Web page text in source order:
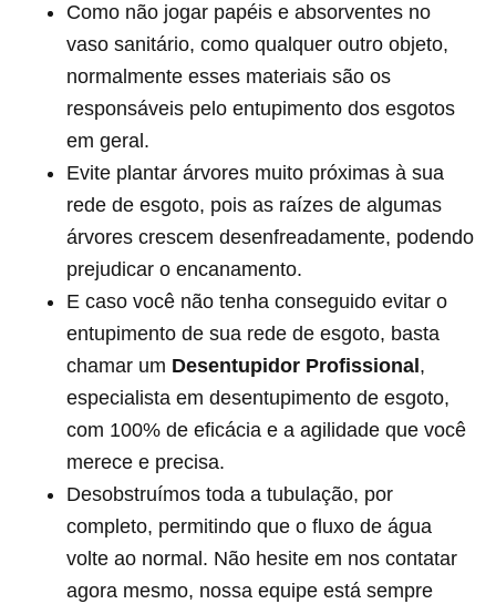
Como não jogar papéis e absorventes no
vaso sanitário, como qualquer outro objeto,
normalmente esses materiais são os
responsáveis pelo entupimento dos esgotos
em geral.
Evite plantar árvores muito próximas à sua
rede de esgoto, pois as raízes de algumas
árvores crescem desenfreadamente, podendo
prejudicar o encanamento.
E caso você não tenha conseguido evitar o
entupimento de sua rede de esgoto, basta
chamar um Desentupidor Profissional ,
especialista em desentupimento de esgoto,
com 100% de eficácia e a agilidade que você
merece e precisa.
Desobstruímos toda a tubulação, por
completo, permitindo que o fluxo de água
volte ao normal. Não hesite em nos contatar
agora mesmo, nossa equipe está sempre